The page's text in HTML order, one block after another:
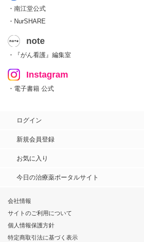
・南江堂公式
・NurSHARE
note
・『がん看護』編集室
Instagram
・電子書籍 公式
ログイン
新規会員登録
お気に入り
今日の治療薬ポータルサイト
会社情報
サイトのご利用について
個人情報保護方針
特定商取引法に基づく表示